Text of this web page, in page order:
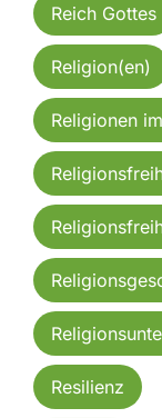
Reich Gottes
Religion(en)
Religionen
Resilienz